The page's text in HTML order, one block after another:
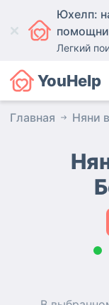
Юхелп:
Легкий
YouHelp
Главная Няни